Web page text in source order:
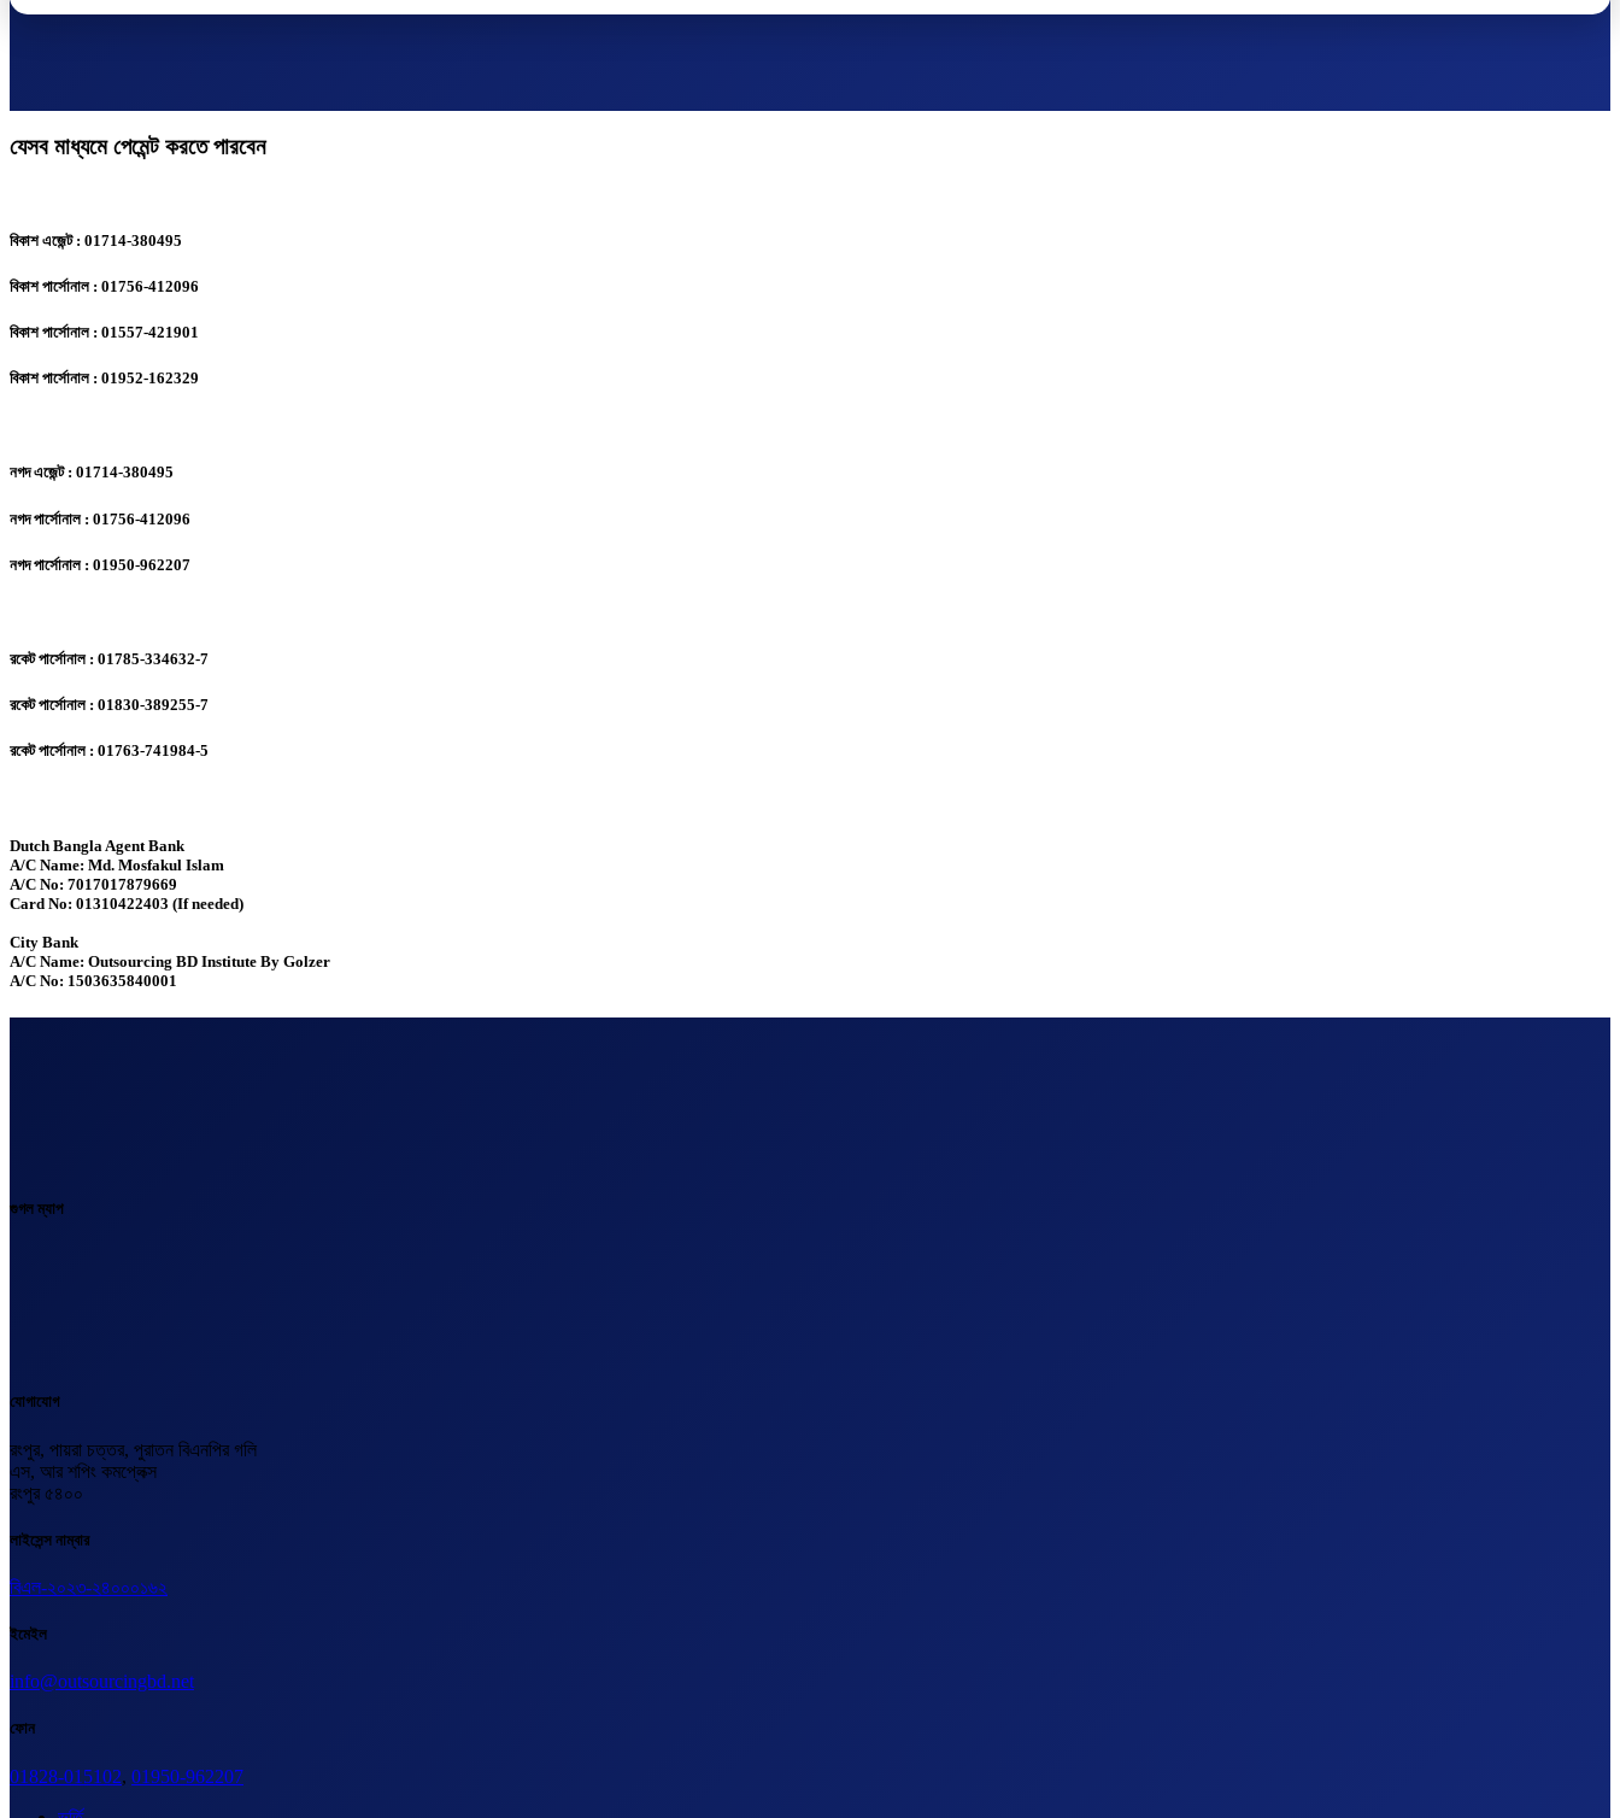
যেসব মাধ্যমে পেমেন্ট করতে পারবেন
বিকাশ এজেন্ট : 01714-380495
বিকাশ পার্সোনাল : 01756-412096
বিকাশ পার্সোনাল : 01557-421901
বিকাশ পার্সোনাল : 01952-162329
নগদ এজেন্ট : 01714-380495
নগদ পার্সোনাল : 01756-412096
নগদ পার্সোনাল : 01950-962207
রকেট পার্সোনাল : 01785-334632-7
রকেট পার্সোনাল : 01830-389255-7
রকেট পার্সোনাল : 01763-741984-5
Dutch Bangla Agent Bank
A/C Name: Md. Mosfakul Islam
A/C No: 7017017879669
Card No: 01310422403 (If needed)
City Bank
A/C Name: Outsourcing BD Institute By Golzer
A/C No: 1503635840001
গুগল ম্যাপ
যোগাযোগ
রংপুর, পায়রা চত্তর, পুরাতন বিএনপির গলি
এস, আর শপিং কমপ্লেক্স
রংপুর ৫৪০০
লাইসেন্স নাম্বার
বিএল-২০২৩-২৪০০০১৬২
ইমেইল
info@outsourcingbd.net
ফোন
01828-015102, 01950-962207